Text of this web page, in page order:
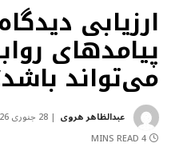
ارزیابی
پیامدهای
می‌تواند
عبدالظاهر هروی 28 جنوری 2026
4 MINS READ